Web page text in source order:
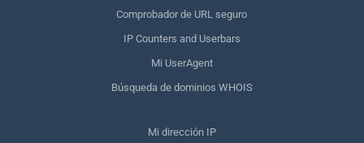
Comprobador de URL seguro
IP Counters and Userbars
Mi UserAgent
Búsqueda de dominios WHOIS
Mi dirección IP